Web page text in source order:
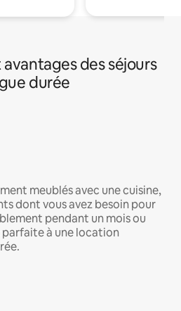
des séjours
durée
meublés avec une cuisine,
dont vous avez besoin pour
pendant un mois ou
à une location